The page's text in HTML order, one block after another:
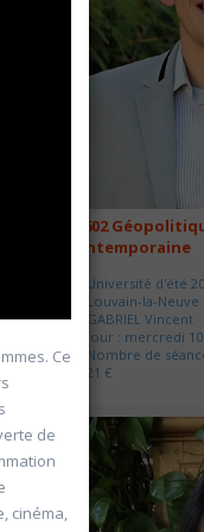
20602
contemporaine
Université d'été
Louvain-la-Neuve
GABRIEL Vincent
Jour : mercredi
Nombre de
21 €
Ce
de
cinéma,